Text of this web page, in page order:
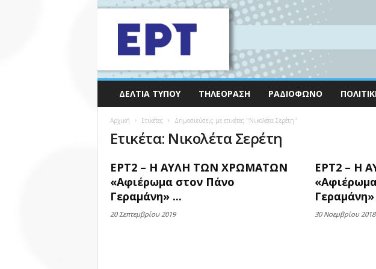
ΔΕΛΤΊΑ ΤΎΠΟΥ ΤΗΛΕΌΡΑΣΗ ΡΑΔΙΌΦΩΝΟ
Αρχική Ετικέτες Δημοσιεύσεις με ετικέτες "Νικολέτα Σερέτη"
Ετικέτα: Νικολέτα Σερέτη
ΕΡΤ2 – Η ΑΥΛΗ ΤΩΝ ΧΡΩΜΑΤΩΝ
«Αφιέρωμα στον Πάνο
Γεραμάνη» ...
20 Σεπτεμβρίου 2019
ΕΡΤ2 – Η
Γεραμάνη»
30 Νοεμβρίου 2018